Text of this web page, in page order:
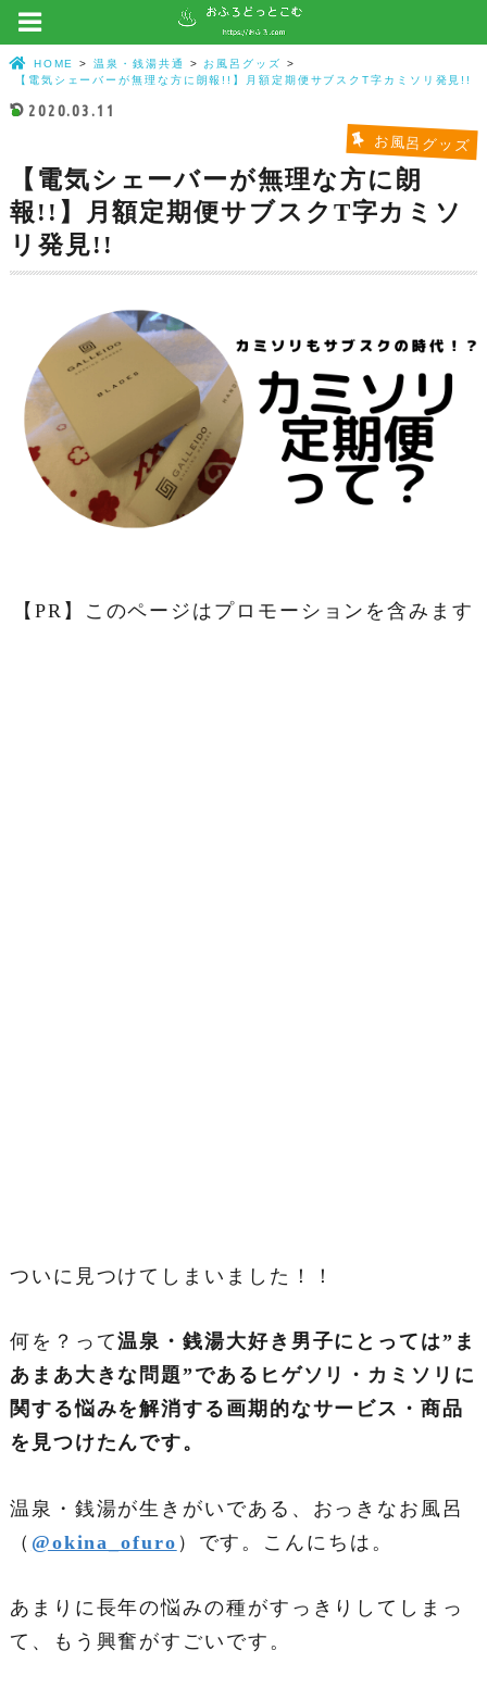
HOME 温泉・銭湯共通
お風呂グッズ
【電気シェーバーが無理な方に朗報!!】月額定期便サブスクT字カミソリ発見!!
2020.03.11
お風呂グッズ
【電気シェーバーが無理な方に朗
報!!】月額定期便サブスクT字カミソ
リ発見!!
【PR】このページはプロモーションを含みます
ついに見つけてしまいました！！
何を？って温泉・銭湯大好き男子にとっては”ま
あまあ大きな問題”であるヒゲソリ・カミソリに
関する悩みを解消する画期的なサービス・商品
を見つけたんです。
温泉・銭湯が生きがいである、おっきなお風呂
（ @okina_ofuro ）です。こんにちは。
あまりに長年の悩みの種がすっきりしてしまっ
て、もう興奮がすごいです。